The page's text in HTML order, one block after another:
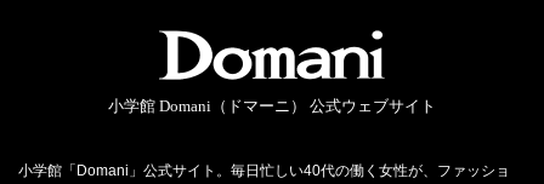
小学館 Domani（ドマーニ） 公式ウェブサイト
小学館「Domani」公式サイト。毎日忙しい40代の働く女性が、ファッショ